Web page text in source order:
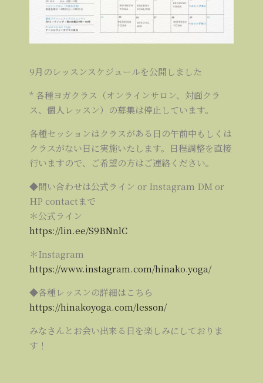
9月のレッスンスケジュールを公開しました
* 各種ヨガクラス（オンラインサロン、対面クラ
ス、個人レッスン）の募集は停止しています。
各種セッションはクラスがある日の午前中もしくは
クラスがない日に実施いたします。日程調整を直接
行いますので、ご希望の方はご連絡ください。
◆問い合わせは公式ライン or Instagram DM or
HP contactまで
＊公式ライン
https://lin.ee/S9BNnlC
＊Instagram
https://www.instagram.com/hinako.yoga/
◆各種レッスンの詳細はこちら
https://hinakoyoga.com/lesson/
みなさんとお会い出来る日を楽しみにしておりま
す！